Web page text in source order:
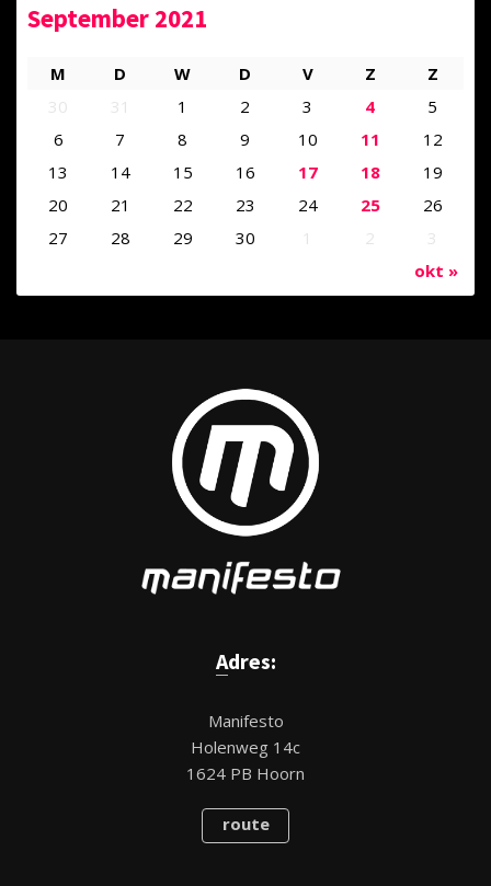
September 2021
okt »
M D W D V Z
Z
30
31 1 2 3 4
5
6
7 8 9 10 11
12
13
14 15 16 17 18
19
20
21 22 23 24 25
26
27
28 29 30 1 2 3
Adres:
Manifesto
Holenweg 14c
1624 PB Hoorn
route